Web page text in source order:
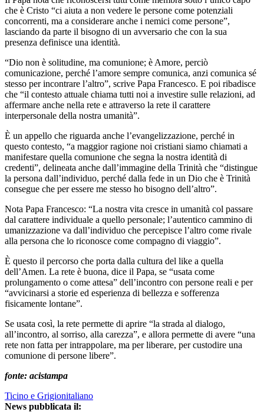
che è Cristo “ci aiuta a non vedere le persone come potenziali
concorrenti, ma a considerare anche i nemici come persone”,
lasciando da parte il bisogno di un avversario che con la sua
presenza definisce una identità.
“Dio non è solitudine, ma comunione; è Amore, perciò
comunicazione, perché l’amore sempre comunica, anzi comunica sé
stesso per incontrare l’altro”, scrive Papa Francesco. E poi ribadisce
che “il contesto attuale chiama tutti noi a investire sulle relazioni, ad
affermare anche nella rete e attraverso la rete il carattere
interpersonale della nostra umanità”.
È un appello che riguarda anche l’evangelizzazione, perché in
questo contesto, “a maggior ragione noi cristiani siamo chiamati a
manifestare quella comunione che segna la nostra identità di
credenti”, delineata anche dall’immagine della Trinità che “distingue
la persona dall’individuo, perché dalla fede in un Dio che è Trinità
consegue che per essere me stesso ho bisogno dell’altro”.
Nota Papa Francesco: “La nostra vita cresce in umanità col passare
dal carattere individuale a quello personale; l’autentico cammino di
umanizzazione va dall’individuo che percepisce l’altro come rivale
alla persona che lo riconosce come compagno di viaggio”.
È questo il percorso che porta dalla cultura del like a quella
dell’Amen. La rete è buona, dice il Papa, se “usata come
prolungamento o come attesa” dell’incontro con persone reali e per
“avvicinarsi a storie ed esperienza di bellezza e sofferenza
fisicamente lontane”.
Se usata così, la rete permette di aprire “la strada al dialogo,
all’incontro, al sorriso, alla carezza”, e allora permette di avere “una
rete non fatta per intrappolare, ma per liberare, per custodire una
comunione di persone libere”.
fonte: acistampa
Ticino e Grigionitaliano
News pubblicata il: